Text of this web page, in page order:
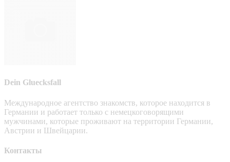
Dein Gluecksfall
Международное агентство знакомств, которое находится в
Германии и работает только с немецкоговорящими
мужчинами, которые проживают на территории Германии,
Австрии и Швейцарии.
Контакты